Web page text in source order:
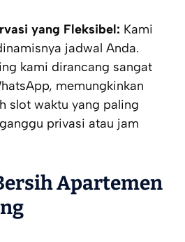
yang Fleksibel: Kami
jadwal Anda.
kami dirancang sangat
memungkinkan
slot waktu yang paling
privasi atau jam
Apartemen